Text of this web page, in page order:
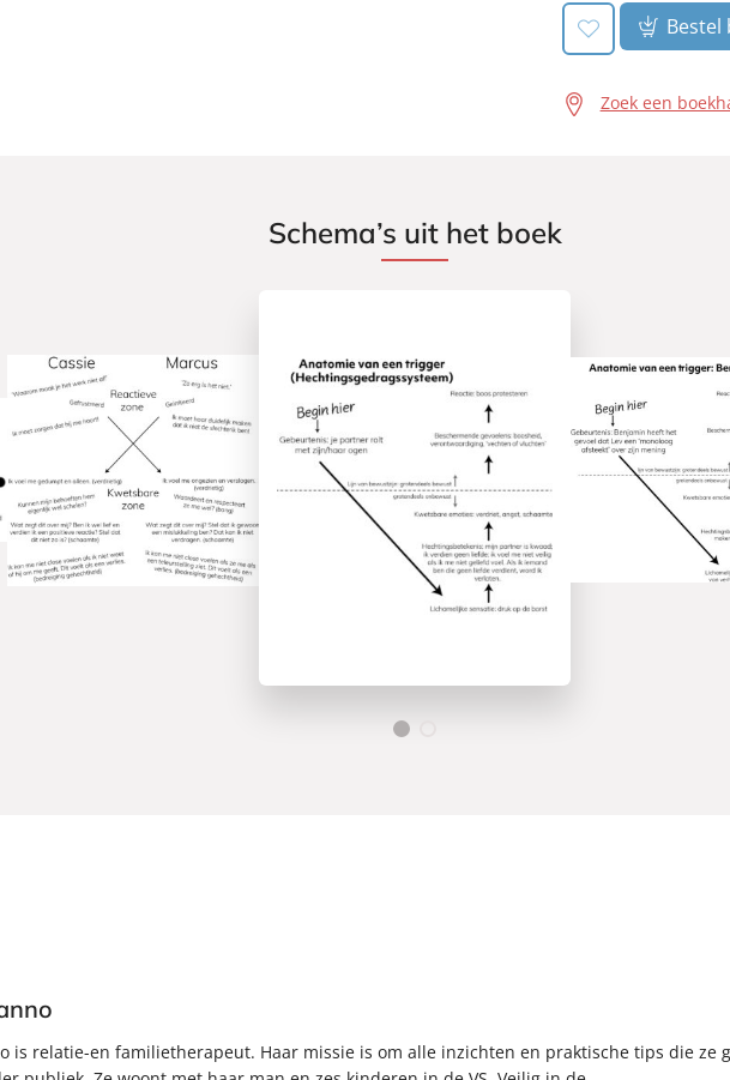
Bestel
Zoek een
Schema’s uit het boek
is relatie-en familietherapeut. Haar missie is om alle inzichten en praktische tips die